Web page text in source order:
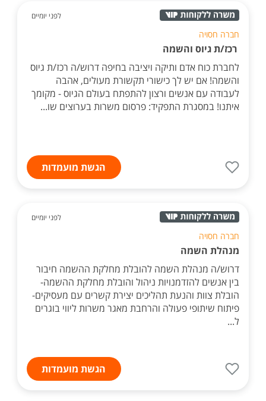
לפני יומיים
חברה חסויה
רכז/ת גיוס והשמה
לחברת כוח אדם ותיקה ויציבה בחיפה דרוש/ה רכז/ת גיוס
והשמה! אם יש לך כישורי תקשורת מעולים, אהבה
לעבודה עם אנשים ורצון להתפתח בעולם הגיוס - מקומך
איתנו! במסגרת התפקיד: פרסום משרות בערוצים שו...
הגשת מועמדות
לפני יומיים
חברה חסויה
מנהלת השמה
דרוש/ה מנהלת השמה להובלת מחלקת ההשמה חיבור
בין אנשים להזדמנויות ניהול והובלת מחלקת ההשמה-
הובלת צוות והנעת תהליכים יצירת קשרים עם מעסיקים-
פיתוח שיתופי פעולה והרחבת מאגר משרות ליווי בוגרים
ל...
הגשת מועמדות